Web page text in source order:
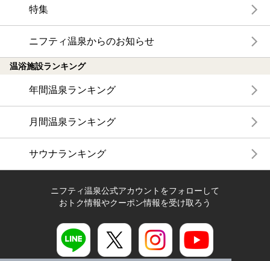
特集
ニフティ温泉からのお知らせ
温浴施設ランキング
年間温泉ランキング
月間温泉ランキング
サウナランキング
ニフティ温泉公式アカウントをフォローして
おトク情報やクーポン情報を受け取ろう